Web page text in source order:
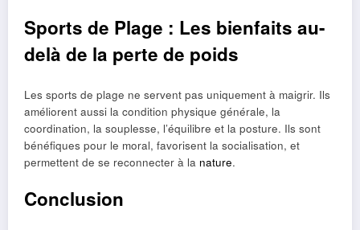
Sports de Plage : Les bienfaits au-
delà de la perte de poids
Les sports de plage ne servent pas uniquement à maigrir. Ils
améliorent aussi la condition physique générale, la
coordination, la souplesse, l’équilibre et la posture. Ils sont
bénéfiques pour le moral, favorisent la socialisation, et
permettent de se reconnecter à la nature.
Conclusion